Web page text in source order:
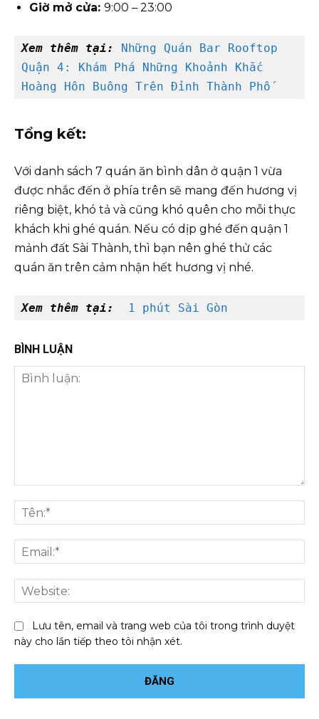
Giờ mở cửa: 9:00 – 23:00
Xem thêm tại: Những Quán Bar Rooftop
Quận 4: Khám Phá Những Khoảnh Khắc
Hoàng Hôn Buông Trên Đỉnh Thành Phố
Tổng kết:
Với danh sách 7 quán ăn bình dân ở quận 1 vừa
được nhắc đến ở phía trên sẽ mang đến hương vị
riêng biệt, khó tả và cũng khó quên cho mỗi thực
khách khi ghé quán. Nếu có dịp ghé đến quận 1
mảnh đất Sài Thành, thì bạn nên ghé thử các
quán ăn trên cảm nhận hết hương vị nhé.
Xem thêm tại: 1 phút Sài Gòn
BÌNH LUẬN
luận:
Lưu tên, email và trang web của tôi trong trình duyệt
này cho lần tiếp theo tôi nhận xét.